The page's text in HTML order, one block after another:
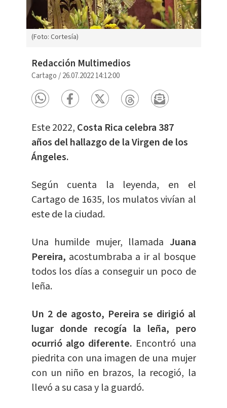
(Foto: Cortesía)
Redacción Multimedios
Cartago /26.07.2022 14:12:00
Este 2022, Costa Rica celebra 387
años del hallazgo de la Virgen de los
Ángeles.
Según cuenta la leyenda, en el
Cartago de 1635, los mulatos vivían al
este de la ciudad.
Una humilde mujer, llamada Juana
Pereira, acostumbraba a ir al bosque
todos los días a conseguir un poco de
leña.
Un 2 de agosto, Pereira se dirigió al
lugar donde recogía la leña, pero
ocurrió algo diferente. Encontró una
piedrita con una imagen de una mujer
con un niño en brazos, la recogió, la
llevó a su casa y la guardó.